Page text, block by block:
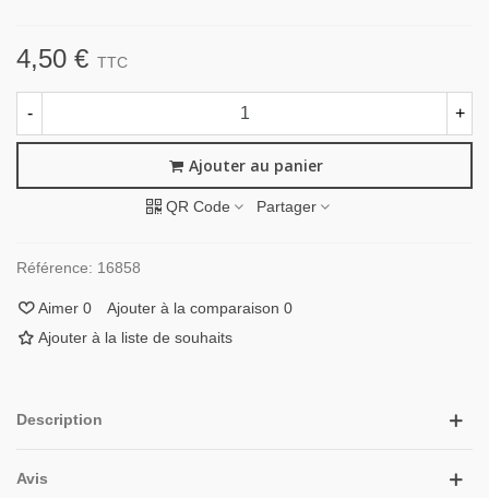
4,50 € TTC
- +
Ajouter au panier
QR Code Partager
Référence: 16858
Aimer 0 Ajouter à la comparaison 0
Ajouter à la liste de souhaits
Description
Avis